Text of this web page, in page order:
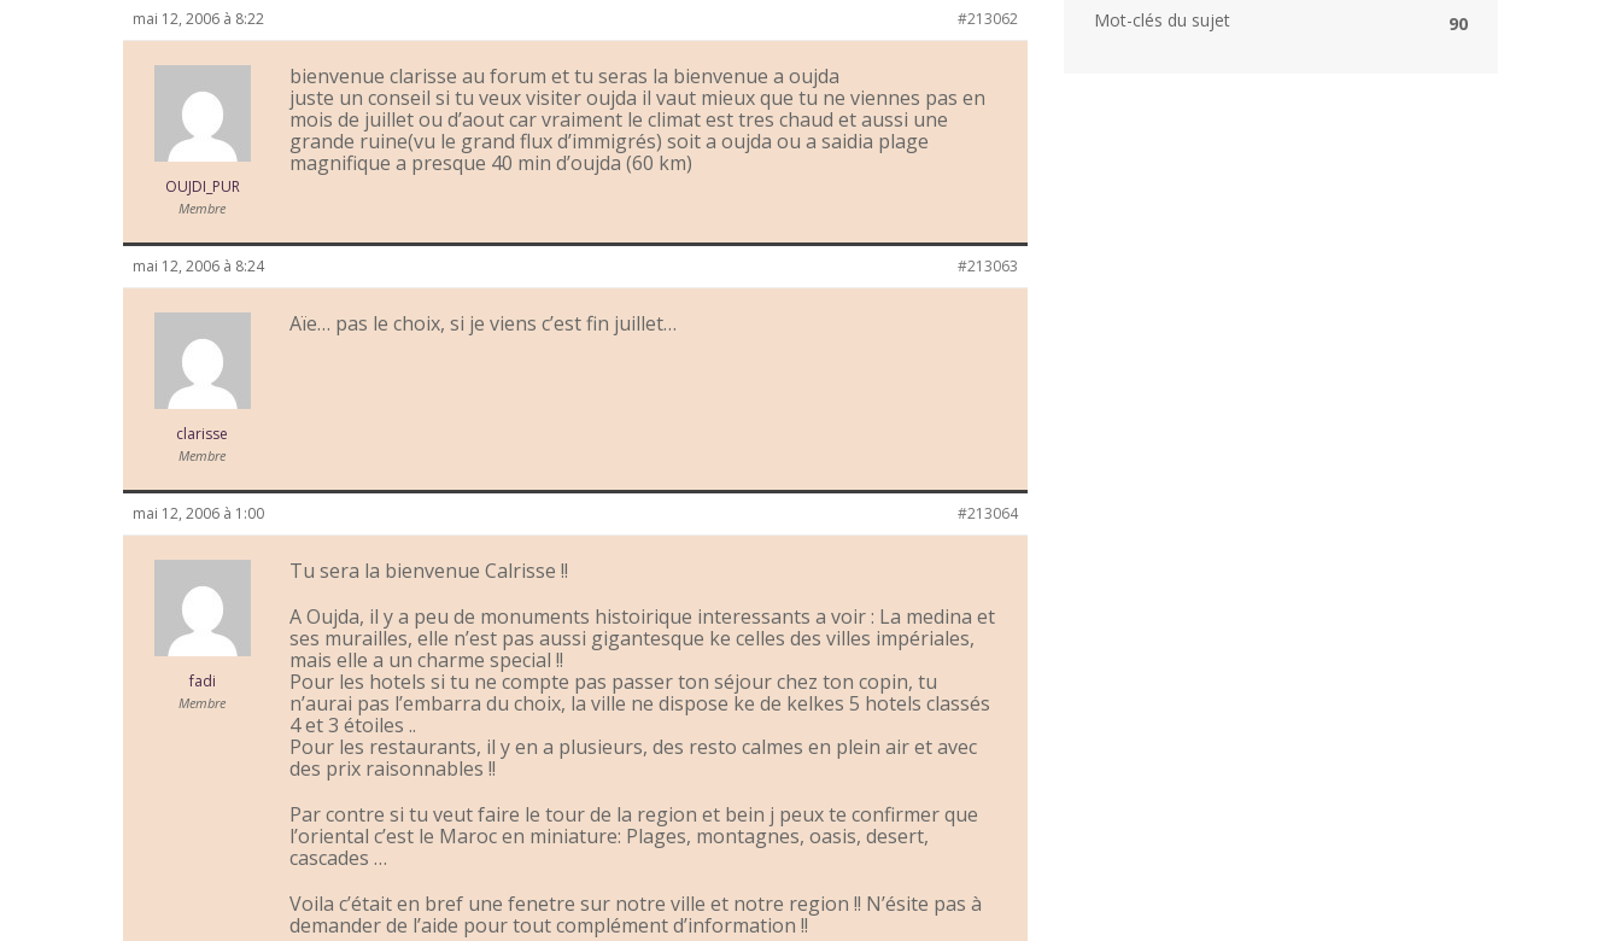
mai 12, 2006 à 8:22 #213062
OUJDI_PUR
Membre
bienvenue clarisse au forum et tu seras la bienvenue a oujda
juste un conseil si tu veux visiter oujda il vaut mieux que tu ne viennes pas en
mois de juillet ou d’aout car vraiment le climat est tres chaud et aussi une
grande ruine(vu le grand flux d’immigrés) soit a oujda ou a saidia plage
magnifique a presque 40 min d’oujda (60 km)
mai 12, 2006 à 8:24 #213063
clarisse
Membre
Aïe… pas le choix, si je viens c’est fin juillet…
mai 12, 2006 à 1:00 #213064
fadi
Membre
Tu sera la bienvenue Calrisse !!
A Oujda, il y a peu de monuments histoirique interessants a voir : La medina et
ses murailles, elle n’est pas aussi gigantesque ke celles des villes impériales,
mais elle a un charme special !!
Pour les hotels si tu ne compte pas passer ton séjour chez ton copin, tu
n’aurai pas l’embarra du choix, la ville ne dispose ke de kelkes 5 hotels classés
4 et 3 étoiles ..
Pour les restaurants, il y en a plusieurs, des resto calmes en plein air et avec
des prix raisonnables !!
Par contre si tu veut faire le tour de la region et bein j peux te confirmer que
l’oriental c’est le Maroc en miniature: Plages, montagnes, oasis, desert,
cascades …
Voila c’était en bref une fenetre sur notre ville et notre region !! N’ésite pas à
demander de l’aide pour tout complément d’information !!
Mot-clés du sujet
90